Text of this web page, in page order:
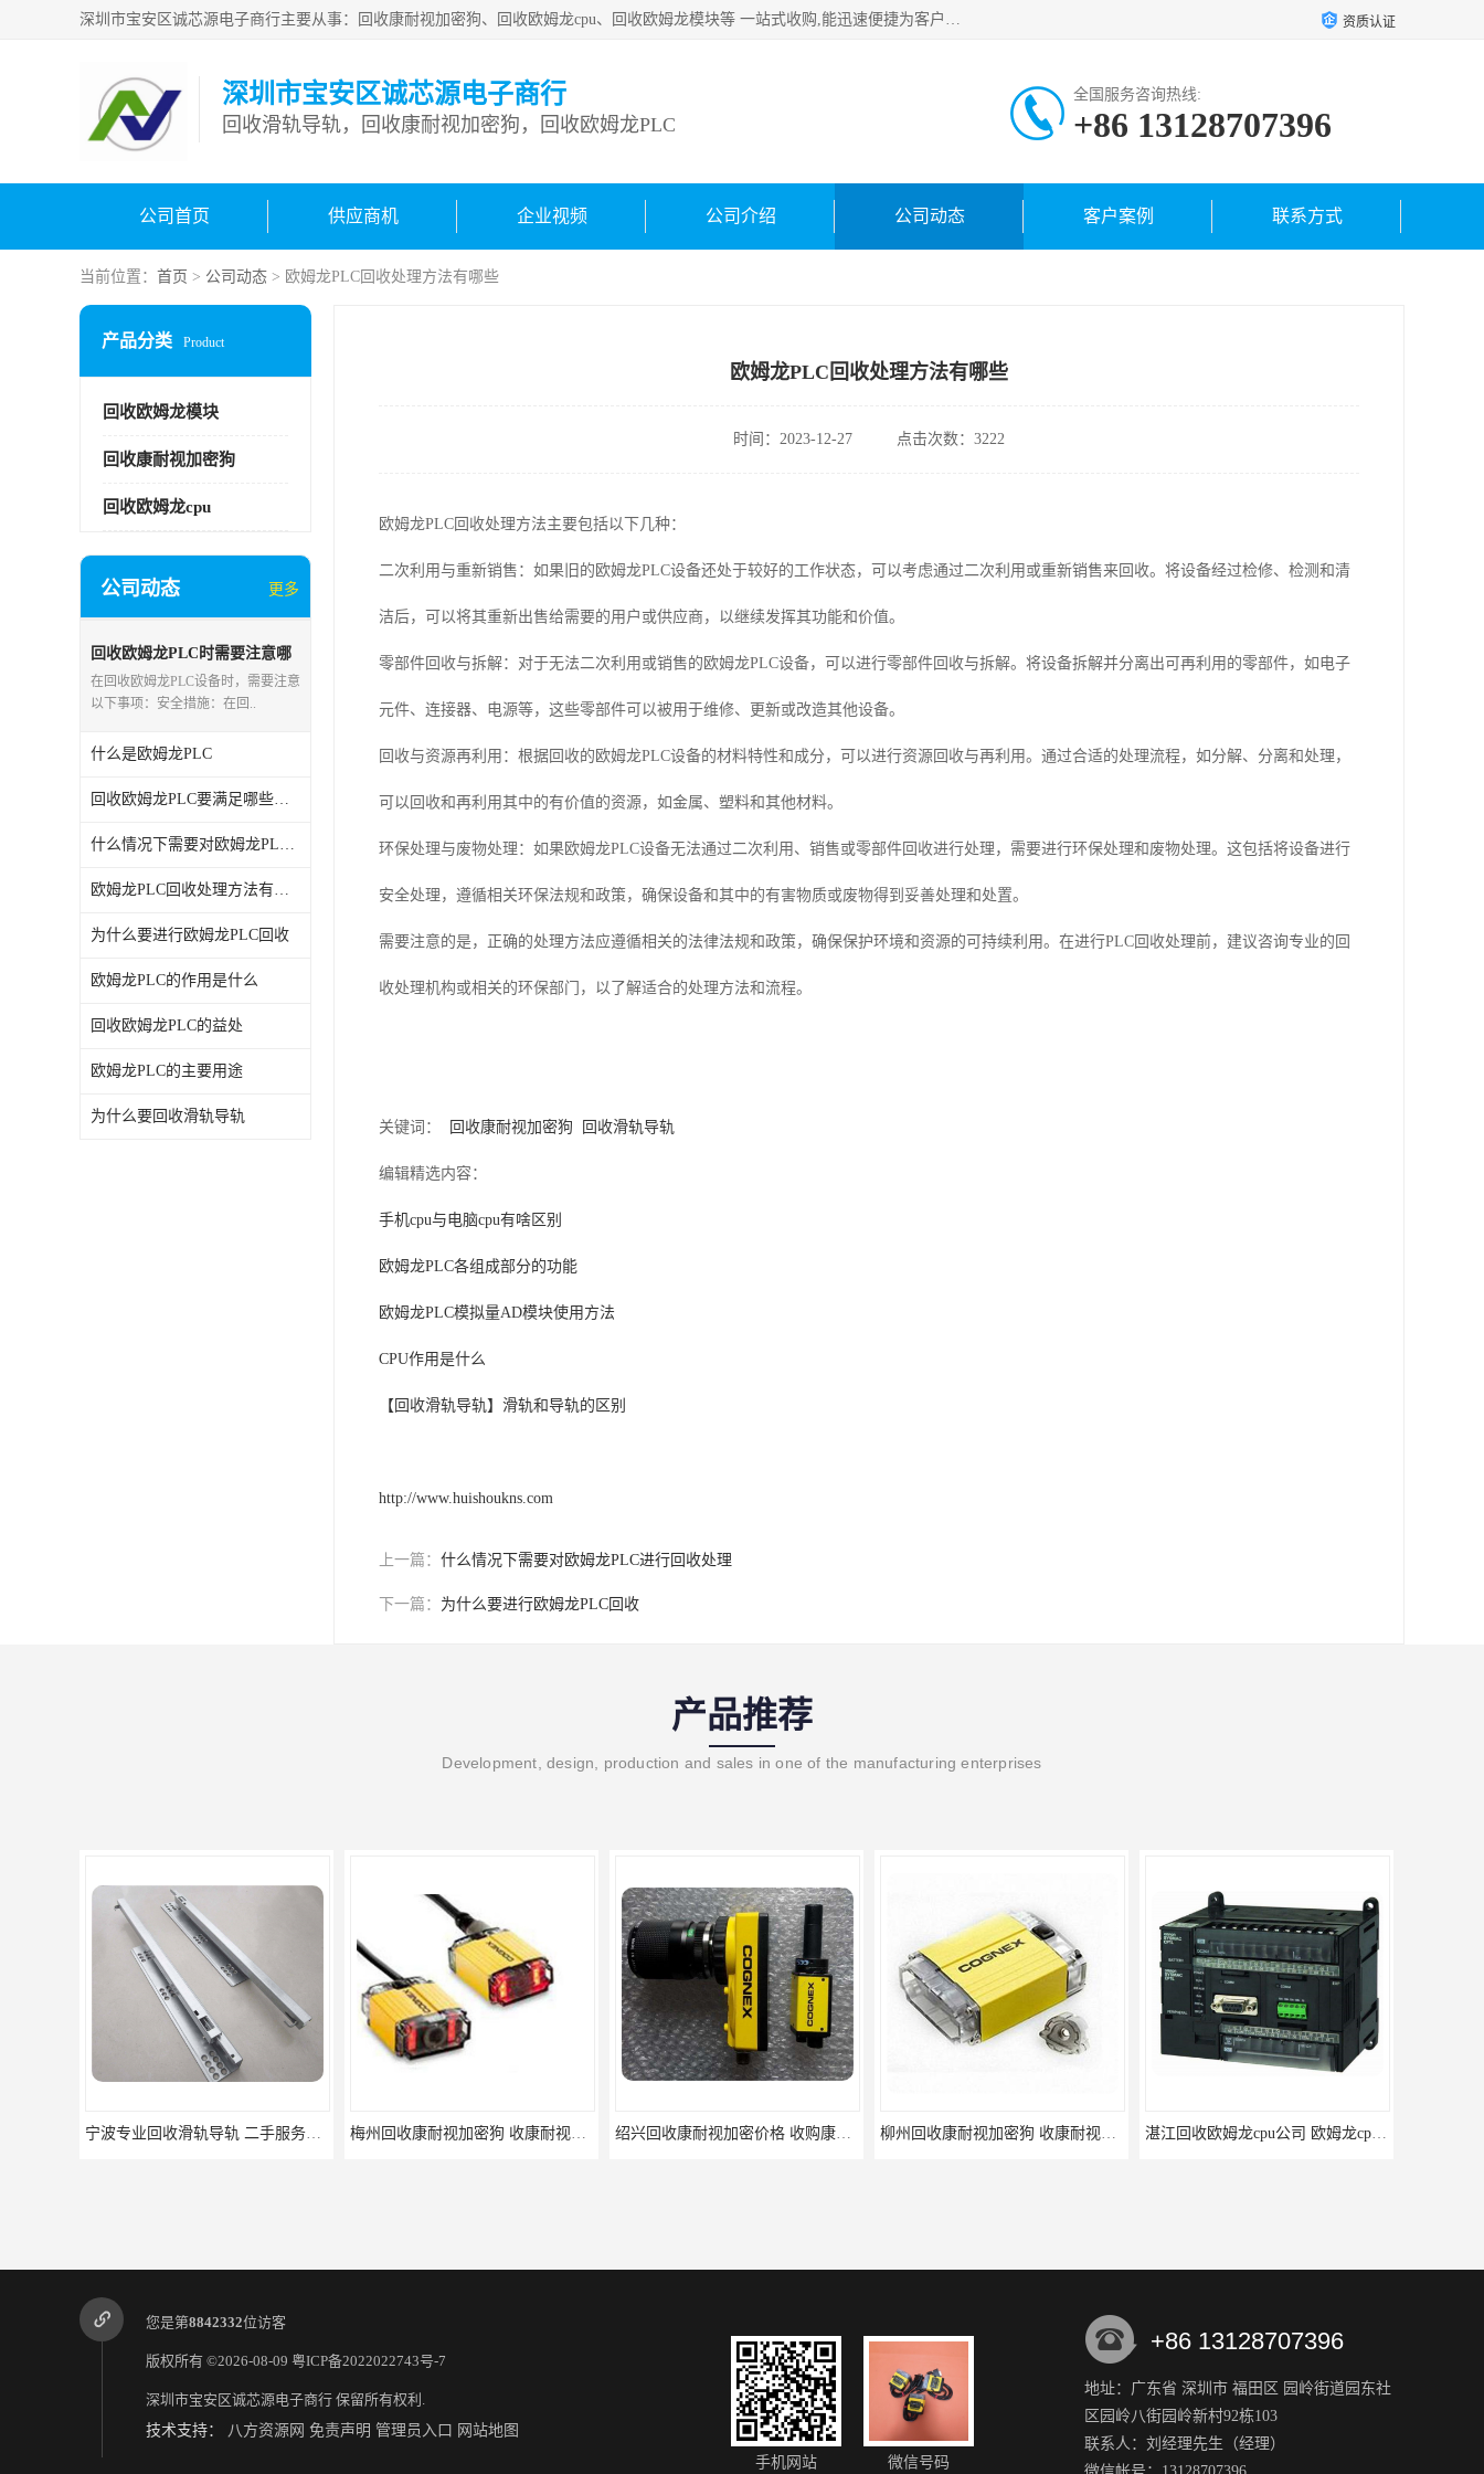
深圳市宝安区诚芯源电子商行主要从事：回收康耐视加密狗、回收欧姆龙cpu、回收欧姆龙模块等 一站式收购,能迅速便捷为客户消化库存、减少仓储、回笼资金，我们交易灵活方便，现金支付，价格优势合理，在业务方面赢得广大客户的一致好评 热情欢迎有库存需要处理的客户 请尽快联系我们 资质认证
深圳市宝安区诚芯源电子商行
回收滑轨导轨，回收康耐视加密狗，回收欧姆龙PLC
全国服务咨询热线:
+86 13128707396
公司首页 供应商机 企业视频 公司介绍 公司动态 客户案例 联系方式
当前位置： 首页 > 公司动态 > 欧姆龙PLC回收处理方法有哪些
产品分类 Product
回收欧姆龙模块
回收康耐视加密狗
回收欧姆龙cpu
公司动态 更多
回收欧姆龙PLC时需要注意哪
些事项
在回收欧姆龙PLC设备时，需要注意
以下事项：安全措施：在回..
什么是欧姆龙PLC
回收欧姆龙PLC要满足哪些条件
什么情况下需要对欧姆龙PLC进行回收处理
欧姆龙PLC回收处理方法有哪些
为什么要进行欧姆龙PLC回收
欧姆龙PLC的作用是什么
回收欧姆龙PLC的益处
欧姆龙PLC的主要用途
为什么要回收滑轨导轨
欧姆龙PLC回收处理方法有哪些
时间：2023-12-27 点击次数：3222
欧姆龙PLC回收处理方法主要包括以下几种：
二次利用与重新销售：如果旧的欧姆龙PLC设备还处于较好的工作状态，可以考虑通过二次利用或重新销售来回收。将设备经过检修、检测和清
洁后，可以将其重新出售给需要的用户或供应商，以继续发挥其功能和价值。
零部件回收与拆解：对于无法二次利用或销售的欧姆龙PLC设备，可以进行零部件回收与拆解。将设备拆解并分离出可再利用的零部件，如电子
元件、连接器、电源等，这些零部件可以被用于维修、更新或改造其他设备。
回收与资源再利用：根据回收的欧姆龙PLC设备的材料特性和成分，可以进行资源回收与再利用。通过合适的处理流程，如分解、分离和处理，
可以回收和再利用其中的有价值的资源，如金属、塑料和其他材料。
环保处理与废物处理：如果欧姆龙PLC设备无法通过二次利用、销售或零部件回收进行处理，需要进行环保处理和废物处理。这包括将设备进行
安全处理，遵循相关环保法规和政策，确保设备和其中的有害物质或废物得到妥善处理和处置。
需要注意的是，正确的处理方法应遵循相关的法律法规和政策，确保保护环境和资源的可持续利用。在进行PLC回收处理前，建议咨询专业的回
收处理机构或相关的环保部门，以了解适合的处理方法和流程。
关键词： 回收康耐视加密狗 回收滑轨导轨
编辑精选内容：
手机cpu与电脑cpu有啥区别
欧姆龙PLC各组成部分的功能
欧姆龙PLC模拟量AD模块使用方法
CPU作用是什么
【回收滑轨导轨】滑轨和导轨的区别
http://www.huishoukns.com
上一篇： 什么情况下需要对欧姆龙PLC进行回收处理
下一篇： 为什么要进行欧姆龙PLC回收
产品推荐
Development, design, production and sales in one of the manufacturing enterprises
宁波专业回收滑轨导轨 二手服务器导轨滑轨 废旧回收 梅州回收康耐视加密狗 收康耐视加密狗 免费咨询 绍兴回收康耐视加密价格 收购康耐视加密狗 支持各种支付方式 柳州回收康耐视加密狗 收康耐视加密狗 当场放款 湛江回收欧姆龙cpu公司 欧姆龙cpu回收 为您提供优质便捷的服务 回收欧姆龙模块
阳江回收欧姆龙cpu控制器 欧姆龙cpu回收 支持各种支付方式 回收欧姆龙模块 长春回收康耐视加密狗 收康耐视加密狗 支持各种支付方式 鞍山回收康耐视加密狗报价 收购康耐视加密狗 快速上门
您是第8842332位访客
版权所有 ©2026-08-09 粤ICP备2022022743号-7
深圳市宝安区诚芯源电子商行 保留所有权利.
技术支持： 八方资源网 免责声明 管理员入口 网站地图
手机网站
微信号码
+86 13128707396
地址：广东省 深圳市 福田区 园岭街道园东社
区园岭八街园岭新村92栋103
联系人：刘经理先生 （经理）